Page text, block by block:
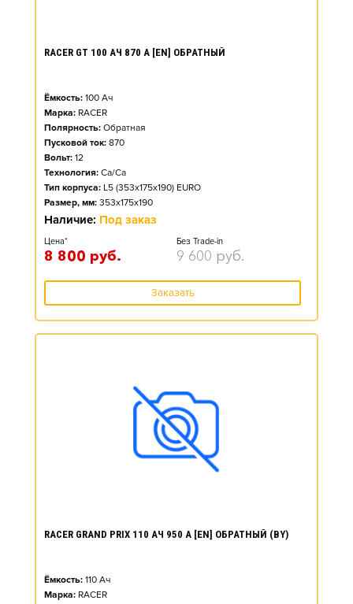
RACER GT 100 АЧ 870 А [EN] ОБРАТНЫЙ
Ёмкость: 100 Ач
Марка: RACER
Полярность: Обратная
Пусковой ток: 870
Вольт: 12
Технология: Ca/Ca
Тип корпуса: L5 (353x175x190) EURO
Размер, мм: 353x175x190
Наличие: Под заказ
Цена*
8 800 руб.
Без Trade-in
9 600 руб.
Заказать
RACER GRAND PRIX 110 АЧ 950 А [EN] ОБРАТНЫЙ (BY)
Ёмкость: 110 Ач
Марка: RACER